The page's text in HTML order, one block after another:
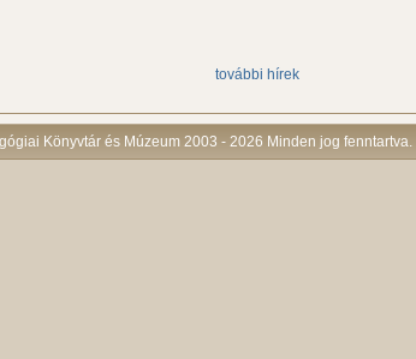
további hírek
Könyvtár és Múzeum 2003 - 2026 Minden jog fenntartva.